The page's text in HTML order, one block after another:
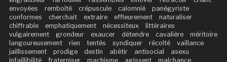
envoyées
remboîté crépuscule calomnié
panégyriste
conformes
cherchait extraire effleurement
naturaliser
chiffrable
emphatiquement nécessiteux
littéraires
vulgairement
grondeur exaucer détendre cavalière
méritoire
langoureusement
rien tentés syndiquer récolté
vaillance
jaillissement
prodige destin abêtir antisocial
asexu
infaillibilité
fraterniser machisme agissent
malchance